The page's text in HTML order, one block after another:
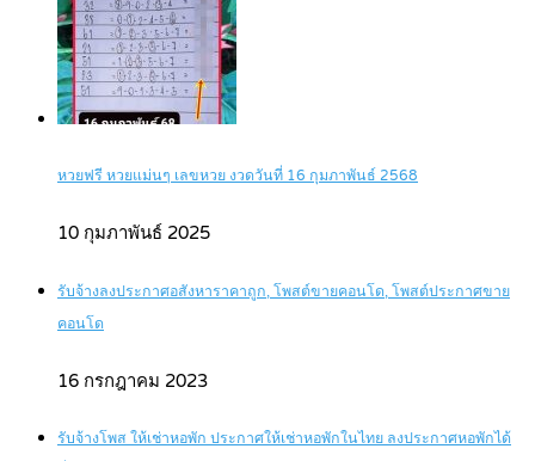
หวยฟรี หวยแม่นๆ เลขหวย งวดวันที่ 16 กุมภาพันธ์ 2568
10 กุมภาพันธ์ 2025
รับจ้างลงประกาศอสังหาราคาถูก, โพสต์ขายคอนโด, โพสต์ประกาศขาย
คอนโด
16 กรกฎาคม 2023
รับจ้างโพส ให้เช่าหอพัก ประกาศให้เช่าหอพักในไทย ลงประกาศหอพักได้